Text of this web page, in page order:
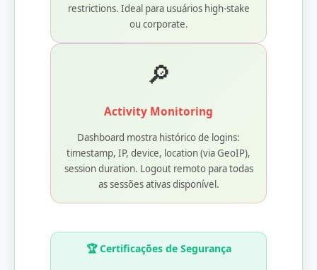
restrictions. Ideal para usuários high-stake
ou corporate.
🔎
Activity Monitoring
Dashboard mostra histórico de logins:
timestamp, IP, device, location (via GeoIP),
session duration. Logout remoto para todas
as sessões ativas disponível.
🏆 Certificações de Segurança